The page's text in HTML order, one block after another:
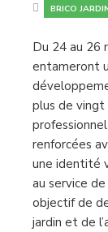
BRICO
Du 24 au 26
entameront
plus de vingt
renforcées
une identité
au service
objectif de
jardin et de